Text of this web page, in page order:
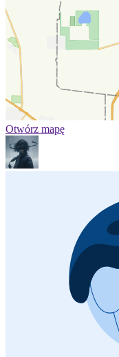
Otwórz mapę